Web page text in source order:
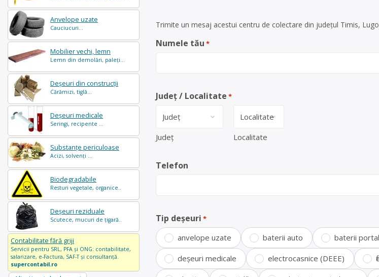
Anvelope uzate
Cauciucuri...
Mobilier vechi, lemn
Lemn din demolări, paleți...
Deșeuri din construcții
Cărămizi, tiglă...
Deșeuri medicale
Seringi, recipente ...
Substanțe periculoase
Acizi, solvenți ...
Biodegradabile
Resturi vegetale, organice..
Deșeuri reziduale
Scutece, mucuri de țigară..
Contabilitate fără griji
Servicii pentru SRL, PFA și ONG: contabilitate,
salarizare, e-Factura, SAF-T și consultanță.
supercontabil.ro
Trimite un mesaj acestui centru de colectare din județul Timis,
Numele tău *
Județ / Localitate *
Județ Localitate
Telefon
Tip deșeuri *
anvelope uzate baterii auto baterii
deșeuri medicale electrocasnice (DEEE)